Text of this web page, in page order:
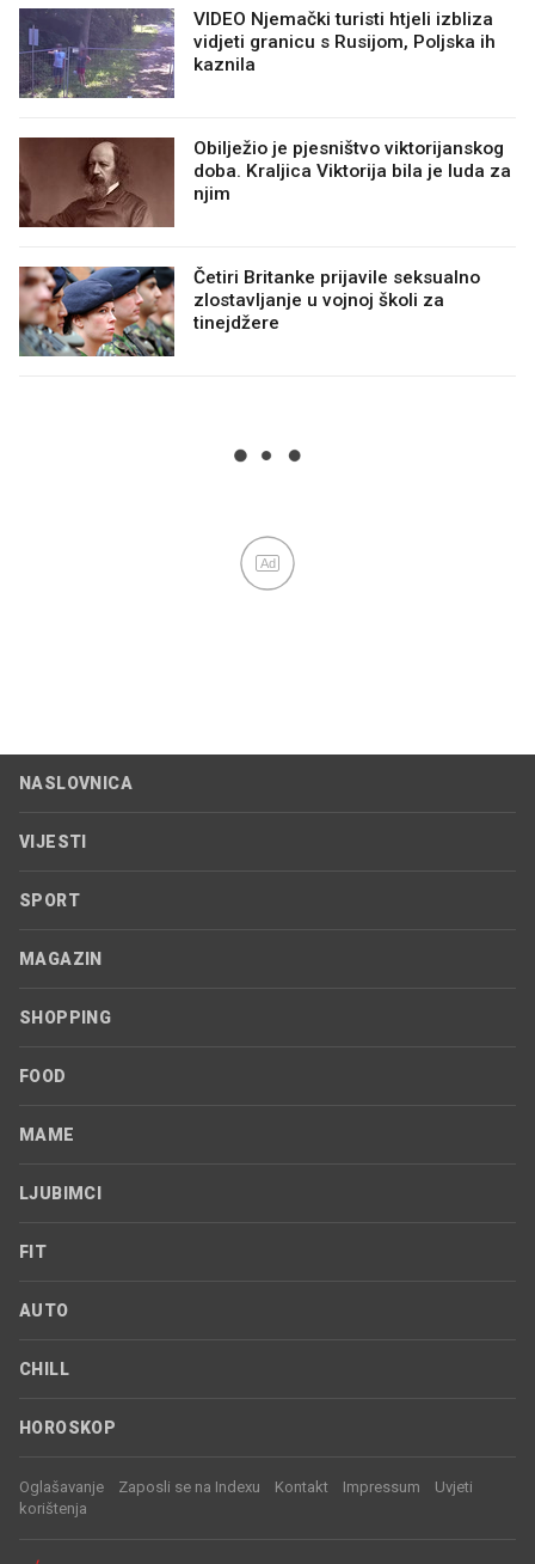
VIDEO Njemački turisti htjeli izbliza
vidjeti granicu s Rusijom, Poljska ih
kaznila
Obilježio je pjesništvo viktorijanskog
doba. Kraljica Viktorija bila je luda za
njim
Četiri Britanke prijavile seksualno
zlostavljanje u vojnoj školi za
tinejdžere
Ad
NASLOVNICA
VIJESTI
SPORT
MAGAZIN
SHOPPING
FOOD
MAME
LJUBIMCI
FIT
AUTO
CHILL
HOROSKOP
Oglašavanje Zaposli se na Indexu Kontakt Impressum
Uvjeti
korištenja